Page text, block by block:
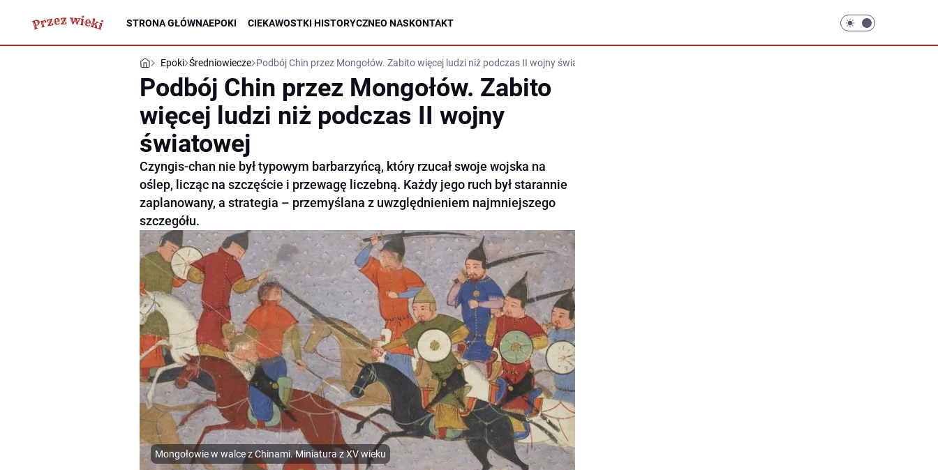
STRONA GŁÓWNAEPOKI CIEKAWOSTKI HISTORYCZNEO NASKONTAKT
Epoki Średniowiecze Podbój Chin przez Mongołów. Zabito więcej ludzi niż podczas II wojny światowej
Podbój Chin przez Mongołów. Zabito
więcej ludzi niż podczas II wojny
światowej
Czyngis-chan nie był typowym barbarzyńcą, który rzucał swoje wojska na
oślep, licząc na szczęście i przewagę liczebną. Każdy jego ruch był starannie
zaplanowany, a strategia – przemyślana z uwzględnieniem najmniejszego
szczegółu.
Mongołowie w walce z Chinami. Miniatura z XV wieku